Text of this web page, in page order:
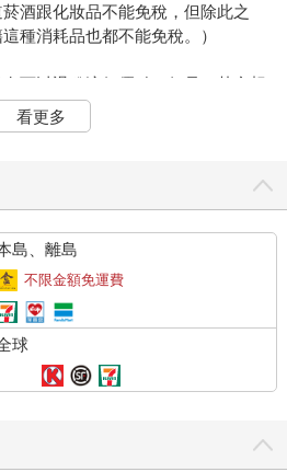
酒跟化妝品不能免稅，但除此之
種消耗品也都不能免稅。）
可以退稅這個優點，但是，其實想
牌，就一定是在○○商場或不是登記
，像是PARCO、LUMINE等……不
本，也有一派的穿法是表現自己的
的古著，也就是二手衣物，在原宿與
的王道穿著！現在日本的年輕人，
，找出充滿自我風格的搭配法了，
用想像力，以及大膽的嘗試搭配，
流行元素，一樣可以花小錢穿出一
一探日本古著世界的內幕，還真是
看更多
島、離島
不限金額免運費
球